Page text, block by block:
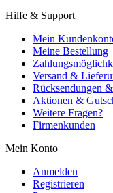
Hilfe & Support
Mein
Meine Bestellung
Versand &
Rücksendungen
Aktionen &
Weitere Fragen?
Firmenkunden
Mein Konto
Anmelden
Registrieren